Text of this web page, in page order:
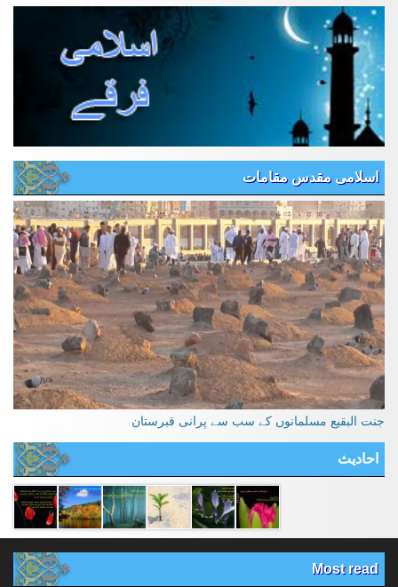
اسلامی مقدس مقامات
جنت البقیع مسلمانوں کے سب سے پرانی قبرستان
احادیث
Most read